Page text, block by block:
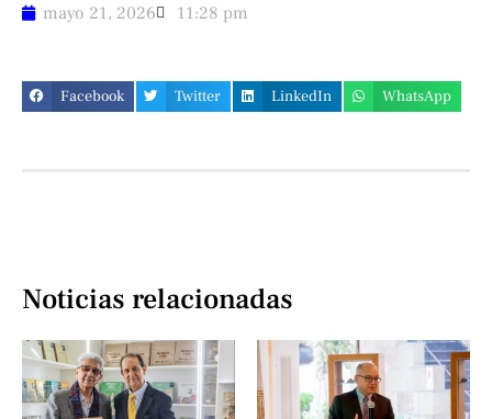
mayo 21, 2026 11:28 pm
Facebook Twitter LinkedIn WhatsApp
Noticias relacionadas